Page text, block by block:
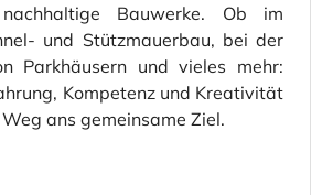
Bauwerke. Ob im
und Stützmauerbau, bei der
Parkhäusern und vieles mehr:
Kompetenz und Kreativität
ans gemeinsame Ziel.